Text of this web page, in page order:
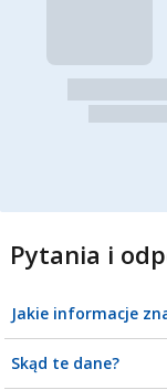
Pytania i
Jakie informacje
Skąd te dane?